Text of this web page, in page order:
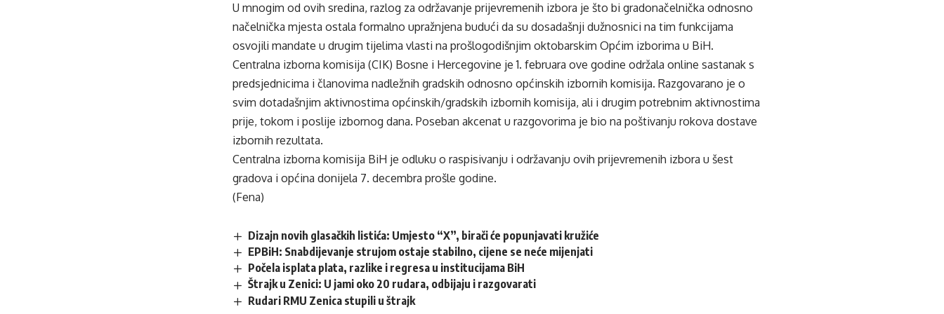
U mnogim od ovih sredina, razlog za održavanje prijevremenih izbora je što bi gradonačelnička odnosno
načelnička mjesta ostala formalno upražnjena budući da su dosadašnji dužnosnici na tim funkcijama
osvojili mandate u drugim tijelima vlasti na prošlogodišnjim oktobarskim Općim izborima u BiH.
Centralna izborna komisija (CIK) Bosne i Hercegovine je 1. februara ove godine održala online sastanak s
predsjednicima i članovima nadležnih gradskih odnosno općinskih izbornih komisija. Razgovarano je o
svim dotadašnjim aktivnostima općinskih/gradskih izbornih komisija, ali i drugim potrebnim aktivnostima
prije, tokom i poslije izbornog dana. Poseban akcenat u razgovorima je bio na poštivanju rokova dostave
izbornih rezultata.
Centralna izborna komisija BiH je odluku o raspisivanju i održavanju ovih prijevremenih izbora u šest
gradova i općina donijela 7. decembra prošle godine.
(Fena)
Dizajn novih glasačkih listića: Umjesto “X”, birači će popunjavati kružiće
EPBiH: Snabdijevanje strujom ostaje stabilno, cijene se neće mijenjati
Počela isplata plata, razlike i regresa u institucijama BiH
Štrajk u Zenici: U jami oko 20 rudara, odbijaju i razgovarati
Rudari RMU Zenica stupili u štrajk